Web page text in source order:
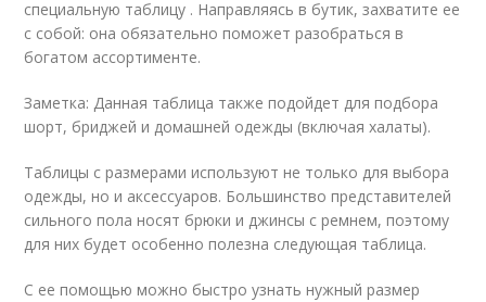
специальную таблицу . Направляясь в бутик, захватите ее
с собой: она обязательно поможет разобраться в
богатом ассортименте.
Заметка: Данная таблица также подойдет для подбора
шорт, бриджей и домашней одежды (включая халаты).
Таблицы с размерами используют не только для выбора
одежды, но и аксессуаров. Большинство представителей
сильного пола носят брюки и джинсы с ремнем, поэтому
для них будет особенно полезна следующая таблица.
С ее помощью можно быстро узнать нужный размер